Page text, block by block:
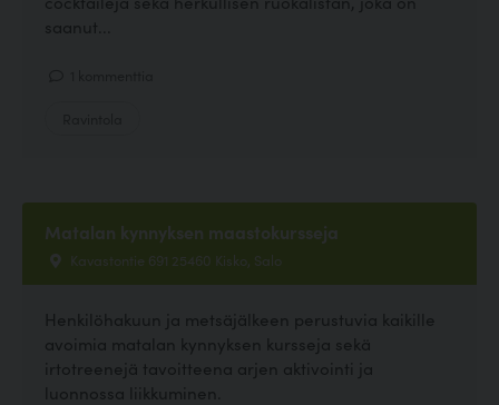
saanut...
Matalan kynnyksen maastokursseja
Kavastontie 691 25460 Kisko, Salo
Henkilöhakuun ja metsäjälkeen perustuvia kaikille
avoimia matalan kynnyksen kursseja sekä
irtotreenejä tavoitteena arjen aktivointi ja
luonnossa liikkuminen.